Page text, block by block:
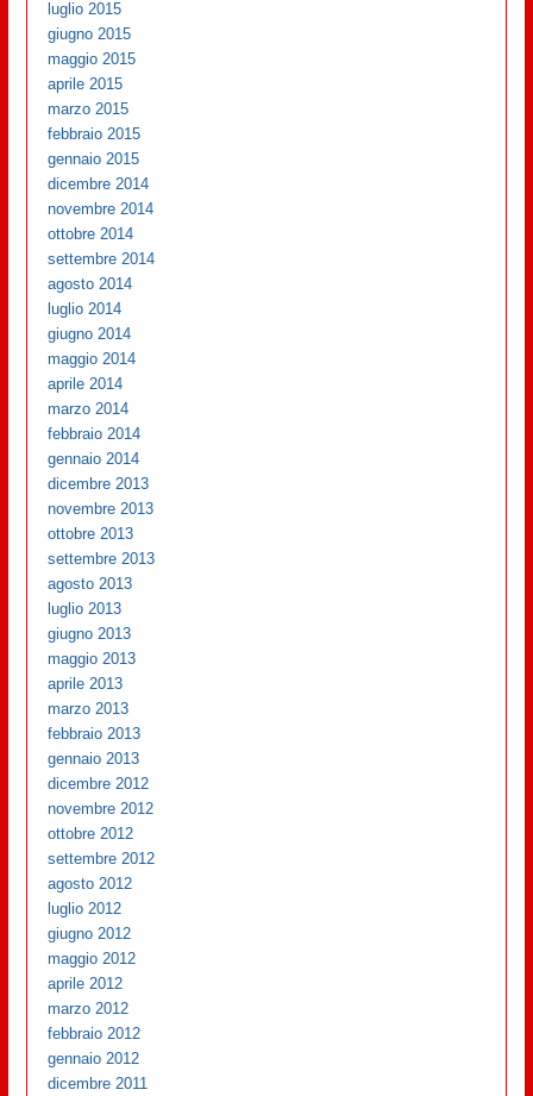
luglio 2015
giugno 2015
maggio 2015
aprile 2015
marzo 2015
febbraio 2015
gennaio 2015
dicembre 2014
novembre 2014
ottobre 2014
settembre 2014
agosto 2014
luglio 2014
giugno 2014
maggio 2014
aprile 2014
marzo 2014
febbraio 2014
gennaio 2014
dicembre 2013
novembre 2013
ottobre 2013
settembre 2013
agosto 2013
luglio 2013
giugno 2013
maggio 2013
aprile 2013
marzo 2013
febbraio 2013
gennaio 2013
dicembre 2012
novembre 2012
ottobre 2012
settembre 2012
agosto 2012
luglio 2012
giugno 2012
maggio 2012
aprile 2012
marzo 2012
febbraio 2012
gennaio 2012
dicembre 2011